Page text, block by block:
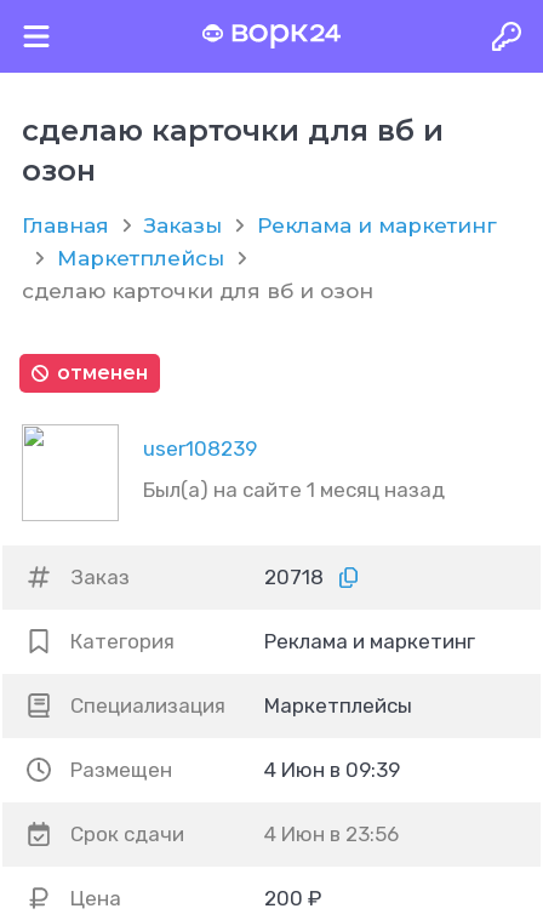
сделаю карточки для вб и
озон
Главная Заказы
Реклама и маркетинг
Маркетплейсы
сделаю карточки для вб и озон
user108239
Был(а) на сайте 1 месяц назад
отменен
Заказ 20718
Категория Реклама и маркетинг
Специализация Маркетплейсы
Размещен 4 Июн в 09:39
Срок сдачи 4 Июн в 23:56
Цена 200 ₽